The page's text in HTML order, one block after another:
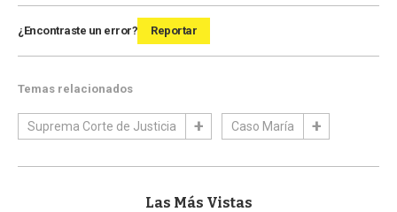
¿Encontraste un error? Reportar
Temas relacionados
Suprema Corte de Justicia Caso María
Las Más Vistas